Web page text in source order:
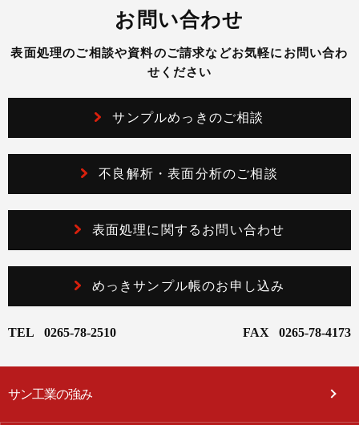
お問い合わせ
表面処理のご相談や資料のご請求などお気軽にお問い合わ
せください
サンプルめっきのご相談
不良解析・表面分析のご相談
表面処理に関するお問い合わせ
めっきサンプル帳のお申し込み
TEL 0265-78-2510 FAX 0265-78-4173
サン工業の強み